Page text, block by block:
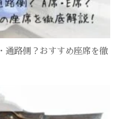
通路側？おすすめ座席を徹